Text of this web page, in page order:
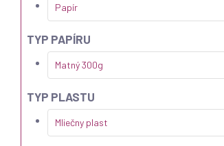
Papír
TYP PAPÍRU
Matný 300g
TYP PLASTU
Mliečny plast